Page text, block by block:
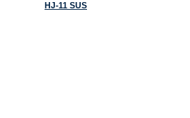
HJ-11 SUS